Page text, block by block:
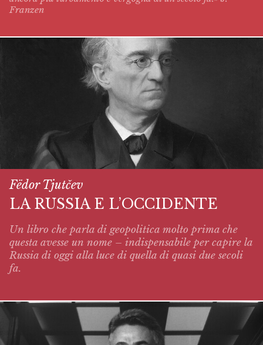
Franzen
Fëdor Tjutčev
LA RUSSIA E L’OCCIDENTE
Un libro che parla di geopolitica molto prima che
questa avesse un nome – indispensabile per capire la
Russia di oggi alla luce di quella di quasi due secoli
fa.